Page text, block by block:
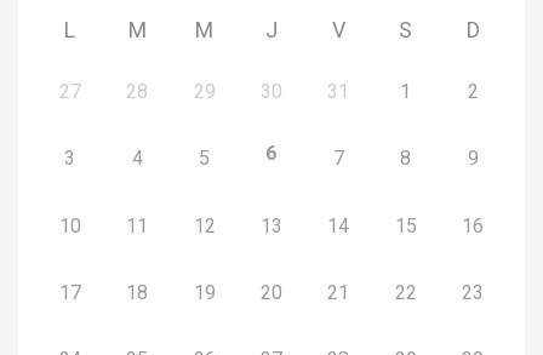
L M M J V S D
27 28 29 30 31 1 2
3 4 5 6 7 8 9
10 11 12 13 14 15 16
17 18 19 20 21 22 23